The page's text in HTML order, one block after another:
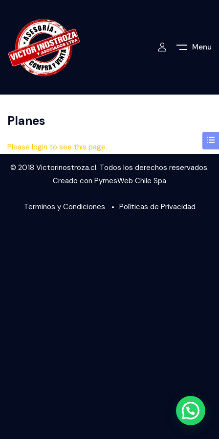
Menu
Planes
Please login to see this page.
© 2018 Victorinostroza.cl. Todos los derechos reservados.
Creado con PymesWeb Chile Spa
Terminos y Condiciones Políticas de Privacidad